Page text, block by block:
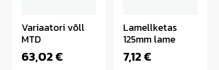
Variaatori võll
MTD
63,02€
Lamellketas
125mm lame
7,12€